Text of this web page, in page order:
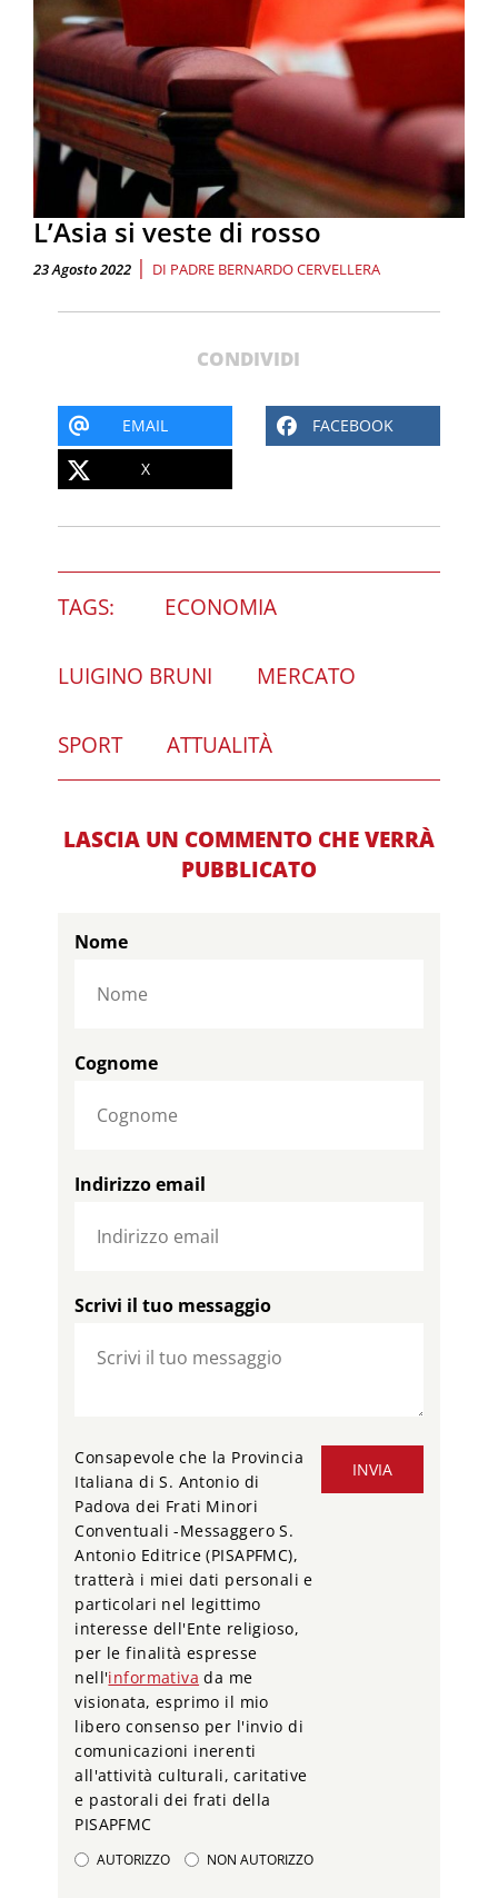
L’Asia si veste di rosso
23 Agosto 2022 | DI PADRE BERNARDO CERVELLERA
CONDIVIDI
EMAIL FACEBOOK
X
TAGS: ECONOMIA
LUIGINO BRUNI MERCATO
SPORT ATTUALITÀ
LASCIA UN COMMENTO CHE VERRÀ
PUBBLICATO
Nome
Cognome
Indirizzo email
Scrivi il tuo messaggio
INVIA
Consapevole che la Provincia
Italiana di S. Antonio di
Padova dei Frati Minori
Conventuali -Messaggero S.
Antonio Editrice (PISAPFMC),
tratterà i miei dati personali e
particolari nel legittimo
interesse dell'Ente religioso,
per le finalità espresse
nell'informativa da me
visionata, esprimo il mio
libero consenso per l'invio di
comunicazioni inerenti
all'attività culturali, caritative
e pastorali dei frati della
PISAPFMC
AUTORIZZO NON AUTORIZZO